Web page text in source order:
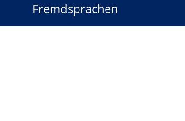
Fremdsprachen